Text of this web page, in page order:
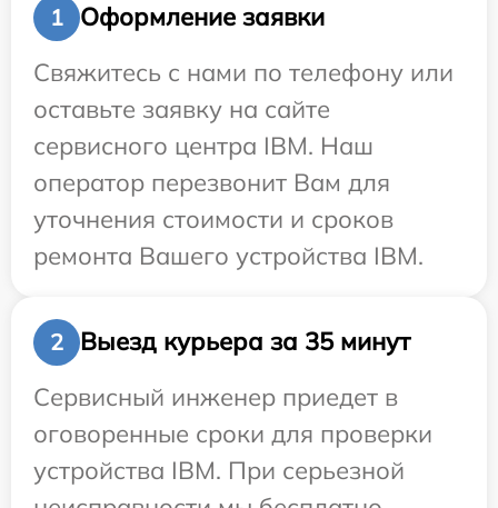
1
Оформление заявки
Свяжитесь с нами по телефону или
оставьте заявку на сайте
сервисного центра IBM. Наш
оператор перезвонит Вам для
уточнения стоимости и сроков
ремонта Вашего устройства IBM.
2
Выезд курьера за 35 минут
Сервисный инженер приедет в
оговоренные сроки для проверки
устройства IBM. При серьезной